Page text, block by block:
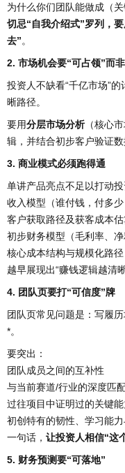
为什么你们团队能做成（关
切忌“自我介绍式”罗列，
去”。
2. 市场机会要“可占领”而
投资人不缺看“千亿市场”
晰路径。
要用分层市场分析（核心
辑，并结合初步客户验证
3. 商业模式必须跑得通
单讲产品亮点不足以打动
收入模型（谁付钱，付多少
客户获取路径及获客成本
初步财务模型（毛利率、净
核心成本结构与规模化路径
越早展现出“赚钱逻辑越清
4. 团队页要打“可信度”牌
团队页常见问题是：写履
*。
要突出：
团队成员之间的互补性
与当前赛道/行业的深度匹
过往项目中证明过的关键能
初创特有的韧性、学习能
一句话， 让投资人相信“这
5. 财务预测要“可落地”